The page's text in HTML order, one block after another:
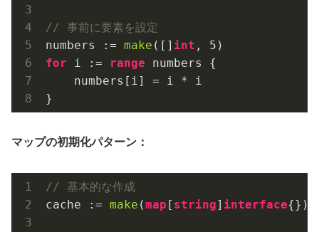
// 事前に要素を設定
numbers := make ([] int , 5
for i := range numbers {
    numbers[i] = i * i
マップの初期化パターン：
// 基本的な作成
cache := make (map [ string] interface{})